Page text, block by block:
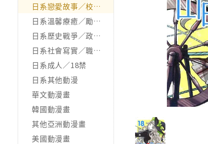
日系戀愛故事／校園青春
日系溫馨療癒／勵志搞笑
日系歷史戰爭／政治宗教
日系社會寫實／職場職人
日系成人／18禁
日系其他動漫
華文動漫畫
韓國動漫畫
其他亞洲動漫畫
美國動漫畫